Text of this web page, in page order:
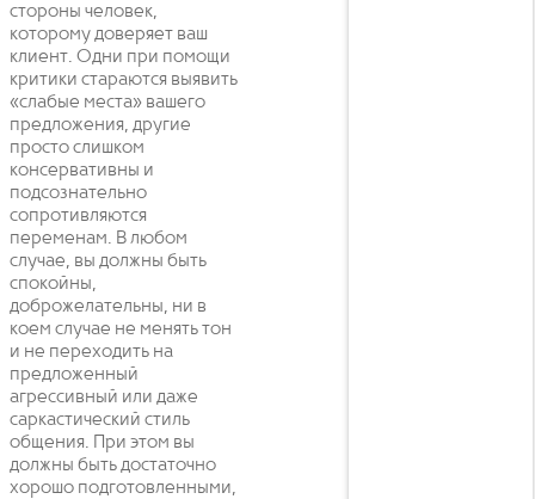
стороны человек,
которому доверяет ваш
клиент. Одни при помощи
критики стараются выявить
«слабые места» вашего
предложения, другие
просто слишком
консервативны и
подсознательно
сопротивляются
переменам. В любом
случае, вы должны быть
спокойны,
доброжелательны, ни в
коем случае не менять тон
и не переходить на
предложенный
агрессивный или даже
саркастический стиль
общения. При этом вы
должны быть достаточно
хорошо подготовленными,